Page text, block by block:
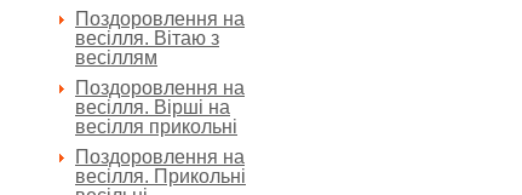
Поздоровлення на
весілля. Вітаю з
весіллям
Поздоровлення на
весілля. Вірші на
весілля прикольні
Поздоровлення на
весілля. Прикольні